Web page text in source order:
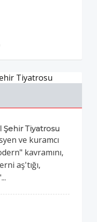
Tiyatrosu
ve kuramcı
kavramını,
aş'tığı,